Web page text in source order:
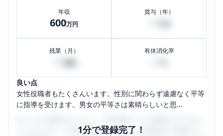
年収
600万円
賞与（年）
残業（月） 有休消化率
良い点
女性役職者もたくさんいます。性別に関わらず遠慮なく平等
に指導を受けます。男女の平等さは素晴らしいと思...
1分で登録完了！
うになります。SHEHUB(シーハブ)は、女性限定の企業口コ